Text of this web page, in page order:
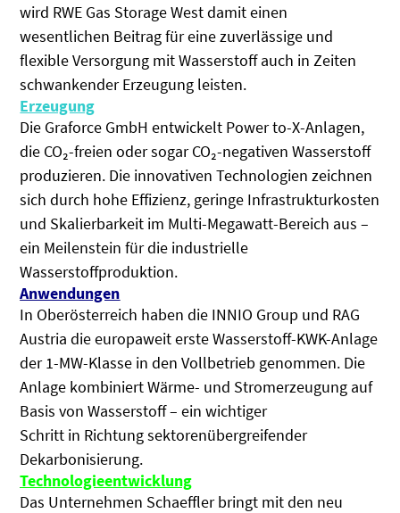
wird RWE Gas Storage West damit einen
wesentlichen Beitrag für eine zuverlässige und
flexible Versorgung mit Wasserstoff auch in Zeiten
schwankender Erzeugung leisten.
Erzeugung
Die Graforce GmbH entwickelt Power to-X-Anlagen,
die CO₂-freien oder sogar CO₂-negativen Wasserstoff
produzieren. Die innovativen Technologien zeichnen
sich durch hohe Effizienz, geringe Infrastrukturkosten
und Skalierbarkeit im Multi-Megawatt-Bereich aus –
ein Meilenstein für die industrielle
Wasserstoffproduktion.
Anwendungen
In Oberösterreich haben die INNIO Group und RAG
Austria die europaweit erste Wasserstoff-KWK-Anlage
der 1-MW-Klasse in den Vollbetrieb genommen. Die
Anlage kombiniert Wärme- und Stromerzeugung auf
Basis von Wasserstoff – ein wichtiger
Schritt in Richtung sektorenübergreifender
Dekarbonisierung.
Technologieentwicklung
Das Unternehmen Schaeffler bringt mit den neu